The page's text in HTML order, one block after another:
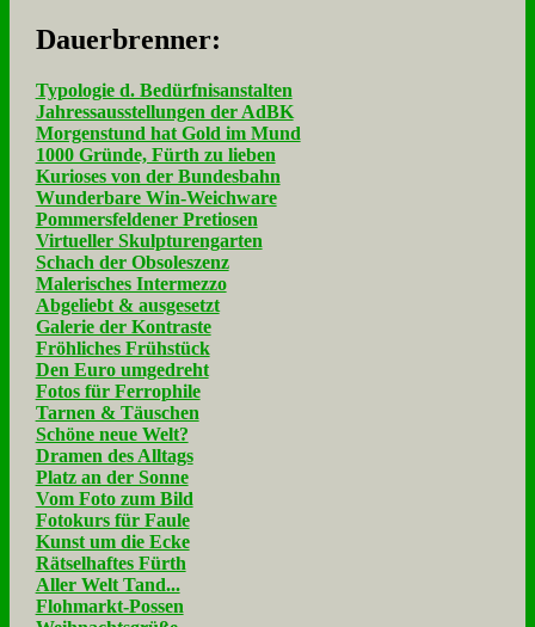
Dau­er­bren­ner:
Typologie d. Bedürfnisanstalten
Jahressausstellungen der AdBK
Morgenstund hat Gold im Mund
1000 Gründe, Fürth zu lieben
Kurioses von der Bundesbahn
Wunderbare Win-Weichware
Pommersfeldener Pretiosen
Virtueller Skulpturengarten
Schach der Obsoleszenz
Malerisches Intermezzo
Abgeliebt & ausgesetzt
Galerie der Kontraste
Fröhliches Frühstück
Den Euro umgedreht
Fotos für Ferrophile
Tarnen & Täuschen
Schöne neue Welt?
Dramen des Alltags
Platz an der Sonne
Vom Foto zum Bild
Fotokurs für Faule
Kunst um die Ecke
Rätselhaftes Fürth
Aller Welt Tand...
Flohmarkt-Possen